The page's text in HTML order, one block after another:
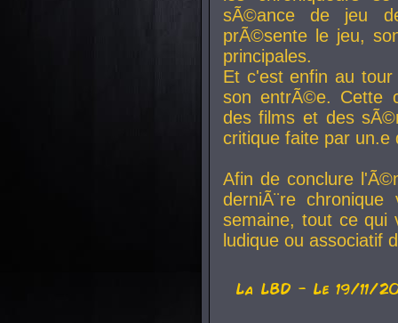
sÃ©ance de jeu
prÃ©sente le jeu,
principales.
Et c'est enfin au
son entrÃ©e. Cette
des films et des
critique faite par
Afin de conclure
derniÃ¨re
semaine, tout ce qui
ludique ou associatif
La LBD - Le 19/11/